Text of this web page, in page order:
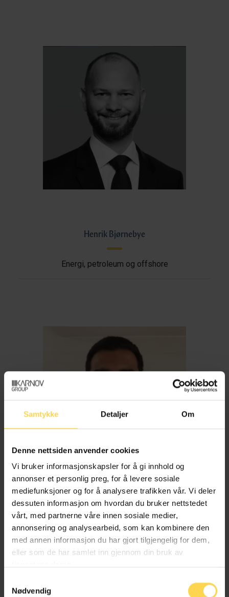
Samtykke Detaljer Om
Denne nettsiden anvender cookies
Vi bruker informasjonskapsler for å gi innhold og
annonser et personlig preg, for å levere sosiale
mediefunksjoner og for å analysere trafikken vår. Vi deler
dessuten informasjon om hvordan du bruker nettstedet
vårt, med partnerne våre innen sosiale medier,
annonsering og analysearbeid, som kan kombinere den
med annen informasjon du har gjort tilgjengelig for dem,
eller som de har samlet inn gjennom din bruk av
Nødvendig
Henrik Bjørnebye
Energi, petroleum og offshore
Imran Haider
Trygderett og pensjonsrett